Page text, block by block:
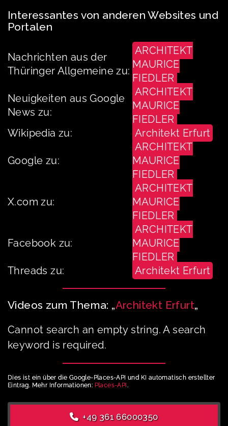
Interessantes von anderen Websites und
Portalen
Nachrichten aus der
Thüringer Allgemeine zu:
ARCHITEKT
MAURICE
FIEDLER
Neuigkeiten aus Google
News zu:
ARCHITEKT
MAURICE
FIEDLER
Wikipedia zu:
Architekt Erfurt
Google zu:
ARCHITEKT
MAURICE
FIEDLER
X.com zu:
ARCHITEKT
MAURICE
FIEDLER
Facebook zu:
ARCHITEKT
MAURICE
FIEDLER
Threads zu:
Architekt Erfurt
Videos zum Thema: „Architekt Erfurt„
Cannot search an empty string. A search
keyword is required.
Dies ist ein über die Google-Places-API und KI automatisch erstellter
Eintrag. Mehr Informationen: Places-API .
+49 361 66000350